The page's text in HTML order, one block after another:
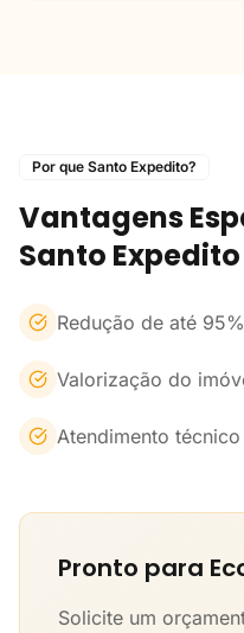
Por que Santo Expedito?
Vantagens
Santo Expedito
Redução de até
Valorização do
Atendimento
Pronto para
Solicite um